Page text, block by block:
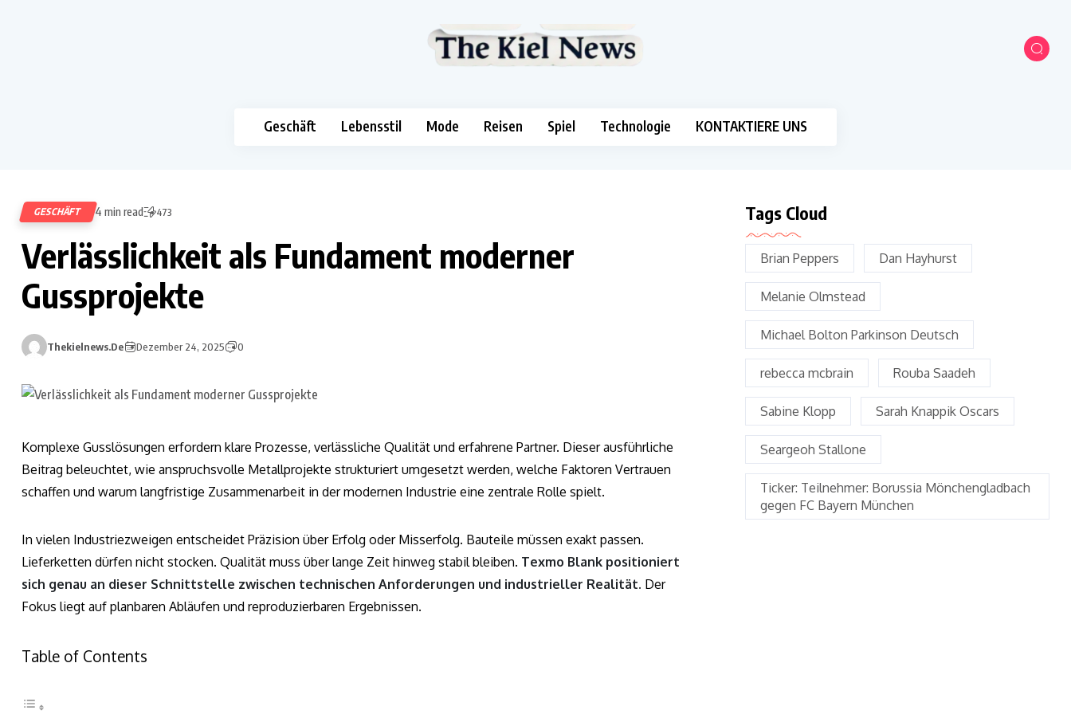
Geschäft Lebensstil Mode Reisen Spiel Technologie KONTAKTIERE UNS
GESCHÄFT 4 min read 473
Verlässlichkeit als Fundament moderner
Gussprojekte
Thekielnews.de Dezember 24, 2025 0
Komplexe Gusslösungen erfordern klare Prozesse, verlässliche Qualität und erfahrene Partner. Dieser ausführliche
Beitrag beleuchtet, wie anspruchsvolle Metallprojekte strukturiert umgesetzt werden, welche Faktoren Vertrauen
schaffen und warum langfristige Zusammenarbeit in der modernen Industrie eine zentrale Rolle spielt.
In vielen Industriezweigen entscheidet Präzision über Erfolg oder Misserfolg. Bauteile müssen exakt passen.
Lieferketten dürfen nicht stocken. Qualität muss über lange Zeit hinweg stabil bleiben. Texmo Blank positioniert
sich genau an dieser Schnittstelle zwischen technischen Anforderungen und industrieller Realität. Der
Fokus liegt auf planbaren Abläufen und reproduzierbaren Ergebnissen.
Table of Contents
Tags Cloud
Brian Peppers Dan Hayhurst
Melanie Olmstead
Michael Bolton Parkinson Deutsch
rebecca mcbrain Rouba Saadeh
Sabine Klopp Sarah Knappik Oscars
Seargeoh Stallone
Ticker: Teilnehmer: Borussia Mönchengladbach
gegen FC Bayern München